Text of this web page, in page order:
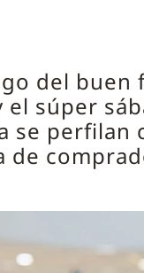
del buen
el súper
se perfilan
de